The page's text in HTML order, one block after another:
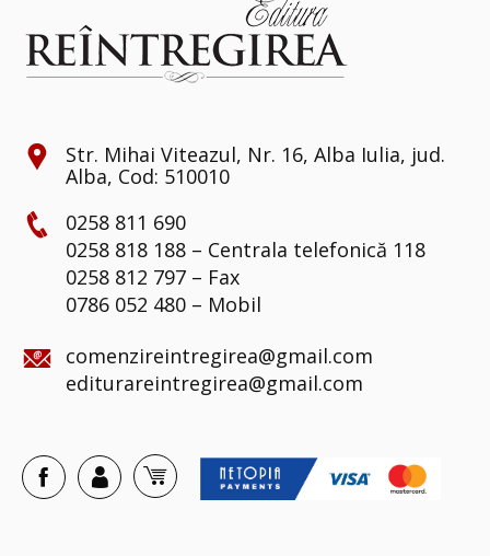
Str. Mihai Viteazul, Nr. 16, Alba Iulia, jud.
Alba, Cod: 510010
0258 811 690
0258 818 188 – Centrala telefonică 118
0258 812 797 – Fax
0786 052 480 – Mobil
comenzireintregirea@gmail.com
editurareintregirea@gmail.com